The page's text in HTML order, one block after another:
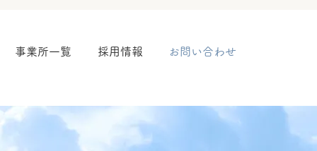
事業所一覧 採用情報 お問い合わせ